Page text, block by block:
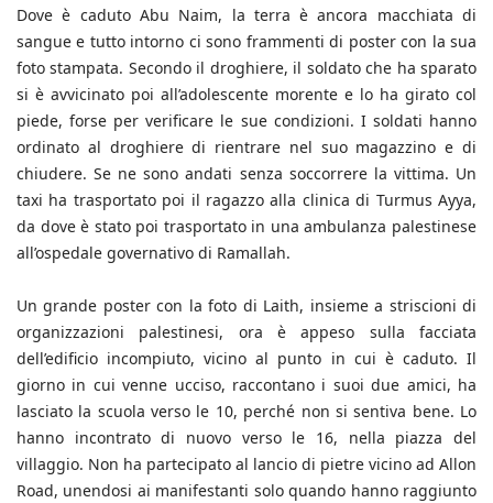
Dove è caduto Abu Naim, la terra è ancora macchiata di
sangue e tutto intorno ci sono frammenti di poster con la sua
foto stampata. Secondo il droghiere, il soldato che ha sparato
si è avvicinato poi all’adolescente morente e lo ha girato col
piede, forse per verificare le sue condizioni. I soldati hanno
ordinato al droghiere di rientrare nel suo magazzino e di
chiudere. Se ne sono andati senza soccorrere la vittima. Un
taxi ha trasportato poi il ragazzo alla clinica di Turmus Ayya,
da dove è stato poi trasportato in una ambulanza palestinese
all’ospedale governativo di Ramallah.
Un grande poster con la foto di Laith, insieme a striscioni di
organizzazioni palestinesi, ora è appeso sulla facciata
dell’edificio incompiuto, vicino al punto in cui è caduto. Il
giorno in cui venne ucciso, raccontano i suoi due amici, ha
lasciato la scuola verso le 10, perché non si sentiva bene. Lo
hanno incontrato di nuovo verso le 16, nella piazza del
villaggio. Non ha partecipato al lancio di pietre vicino ad Allon
Road, unendosi ai manifestanti solo quando hanno raggiunto